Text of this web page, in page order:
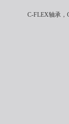
C-FLEX轴承，